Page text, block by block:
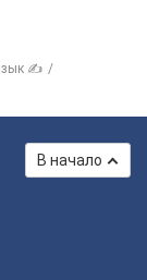
✍
В начало